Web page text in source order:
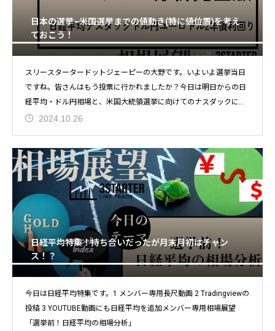
日本の選挙~米国選挙までの値動き(特に値位置)を考え
ておこう！
スリースタータードットジェーピーの大野です。いよいよ選挙当日
ですね。皆さんはもう投票に行かれましたか？今日は明日からの日
経平均・ドル円相場と、米国大統領選挙に向けてのナスダックにつ
い
2024.10.26
日経平均特集！持ち合いだったが月末月初はチャン
ス！？
今日は日経平均特集です。1 メンバー専用長尺動画 2 Tradingviewの
投稿 3 YOUTUBE動画にも日経平均を追加メンバー専用相場展望
「選挙前！日経平均の相場分析」